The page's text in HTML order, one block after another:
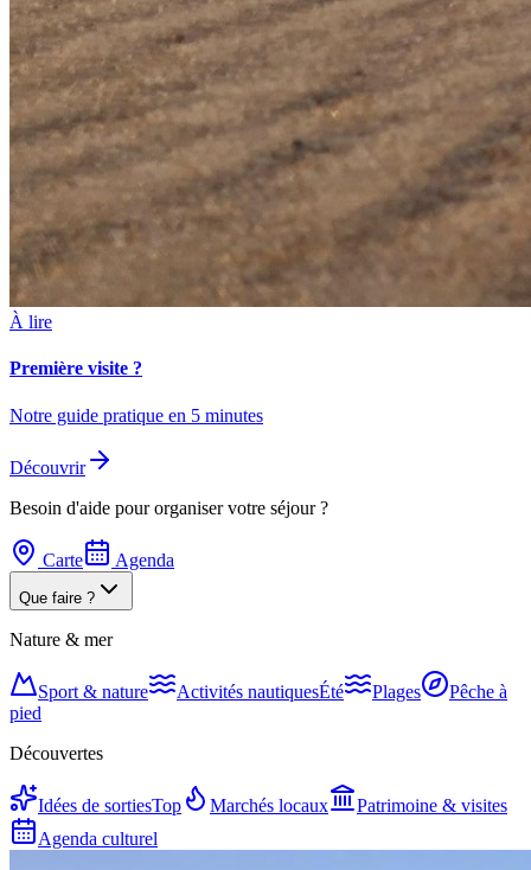
À lire
Première visite ?
Notre guide pratique en 5 minutes
Découvrir
Besoin d'aide pour organiser votre séjour ?
Carte Agenda
Que faire ?
Nature & mer
Sport & nature Activités nautiquesÉté Plages
Pêche à
pied
Découvertes
Idées de sortiesTop Marchés locaux
Patrimoine & visites
Agenda culturel